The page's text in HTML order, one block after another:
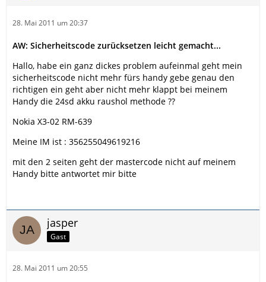
28. Mai 2011 um 20:37
AW: Sicherheitscode zurücksetzen leicht gemacht...
Hallo, habe ein ganz dickes problem aufeinmal geht mein
sicherheitscode nicht mehr fürs handy gebe genau den
richtigen ein geht aber nicht mehr klappt bei meinem
Handy die 24sd akku raushol methode ??
Nokia X3-02 RM-639
Meine IM ist : 356255049619216
mit den 2 seiten geht der mastercode nicht auf meinem
Handy bitte antwortet mir bitte
jasper
Gast
28. Mai 2011 um 20:55